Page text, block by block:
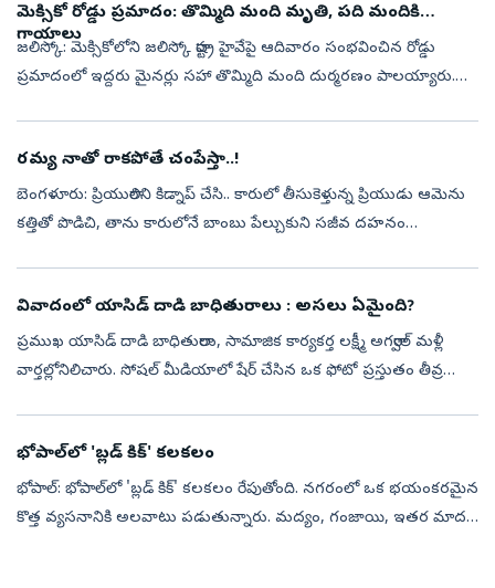
మెక్సికో రోడ్డు ప్రమాదం: తొమ్మిది మంది మృతి, పది మందికి
గాయాలు
జలిస్కో: మెక్సికోలోని జలిస్కో రాష్ట్ర హైవేపై ఆదివారం సంభవించిన రోడ్డు
ప్రమాదంలో ఇద్దరు మైనర్లు సహా తొమ్మిది మంది దుర్మరణం పాలయ్యారు.
రమ్య నాతో రాకపోతే చంపేస్తా..!
బెంగళూరు: ప్రియురాలిని కిడ్నాప్‌ చేసి.. కారులో తీసుకెళ్తున్న ప్రియుడు ఆమెను
కత్తితో పొడిచి, తాను కారులోనే బాంబు పేల్చుకుని సజీవ దహనం
వివాదంలో యాసిడ్‌ దాడి బాధితురాలు : అసలు ఏమైంది?
ప్రముఖ యాసిడ్ దాడి బాధితురాలు, సామాజిక కార్యకర్త లక్ష్మీ అగర్వాల్ మళ్లీ
వార్తల్లోనిలిచారు. సోషల్ మీడియాలో షేర్ చేసిన ఒక ఫోటో ప్రస్తుతం తీవ్ర
భోపాల్‌లో 'బ్లడ్ కిక్' కలకలం
భోపాల్: భోపాల్‌లో 'బ్లడ్ కిక్' కలకలం రేపుతోంది. నగరంలో ఒక భయంకరమైన
కొత్త వ్యసనానికి అలవాటు పడుతున్నారు. మద్యం, గంజాయి, ఇతర మాదక